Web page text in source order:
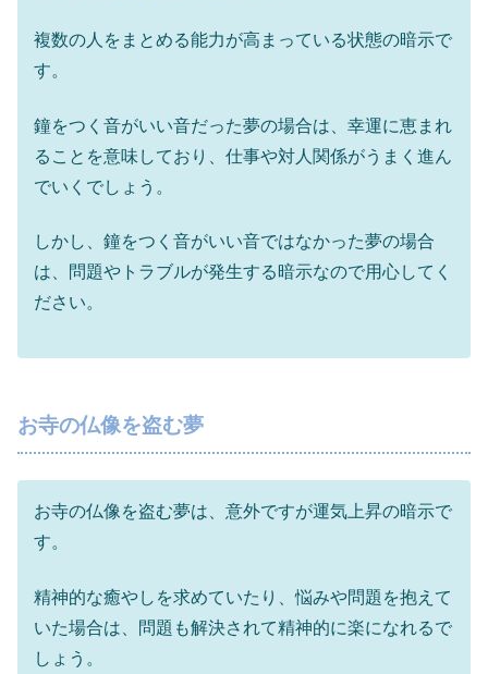
複数の人をまとめる能力が高まっている状態の暗示で
す。
鐘をつく音がいい音だった夢の場合は、幸運に恵まれ
ることを意味しており、仕事や対人関係がうまく進ん
でいくでしょう。
しかし、鐘をつく音がいい音ではなかった夢の場合
は、問題やトラブルが発生する暗示なので用心してく
ださい。
お寺の仏像を盗む夢
お寺の仏像を盗む夢は、意外ですが運気上昇の暗示で
す。
精神的な癒やしを求めていたり、悩みや問題を抱えて
いた場合は、問題も解決されて精神的に楽になれるで
しょう。